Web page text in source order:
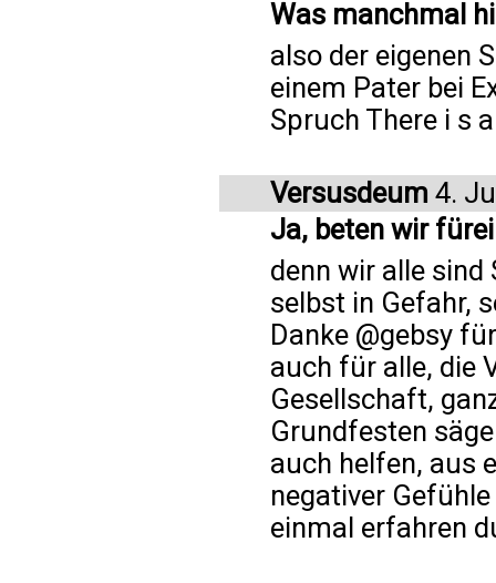
Was manchmal
also der eigenen
einem Pater bei
Spruch There i s
Versusdeum 4.
Ja, beten wir
denn wir alle sind
selbst in Gefahr,
Danke @gebsy
auch für alle, die
Gesellschaft,
Grundfesten
auch helfen, aus
negativer
einmal erfahren